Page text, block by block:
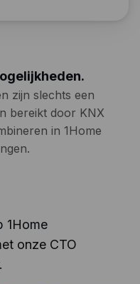
zijn slechts een
bereikt door KNX
in 1Home
1Home
onze CTO